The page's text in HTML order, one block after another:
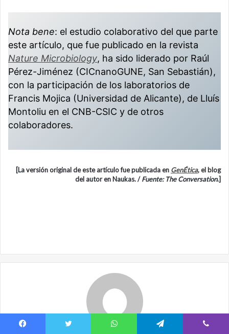
Nota bene: el estudio colaborativo del que parte
este artículo, que fue publicado en la revista
Nature Microbiology, ha sido liderado por Raúl
Pérez-Jiménez (CICnanoGUNE, San Sebastián),
con la participación de los laboratorios de
Francis Mojica (Universidad de Alicante), de Lluís
Montoliu en el CNB-CSIC y de otros
colaboradores.
[La versión original de este artículo fue publicada en GenÉtica, el blog
del autor en Naukas. /Fuente: The Conversation.]